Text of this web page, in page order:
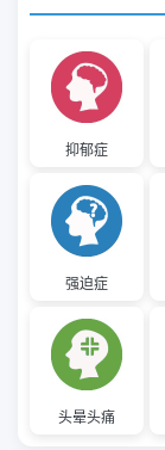
抑郁症
强迫症
头晕头痛